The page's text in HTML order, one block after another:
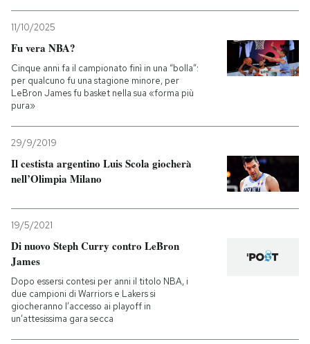
11/10/2025
Fu vera NBA?
Cinque anni fa il campionato finì in una “bolla”:
per qualcuno fu una stagione minore, per
LeBron James fu basket nella sua «forma più
pura»
29/9/2019
Il cestista argentino Luis Scola giocherà
nell’Olimpia Milano
19/5/2021
Di nuovo Steph Curry contro LeBron
James
Dopo essersi contesi per anni il titolo NBA, i
due campioni di Warriors e Lakers si
giocheranno l’accesso ai playoff in
un’attesissima gara secca